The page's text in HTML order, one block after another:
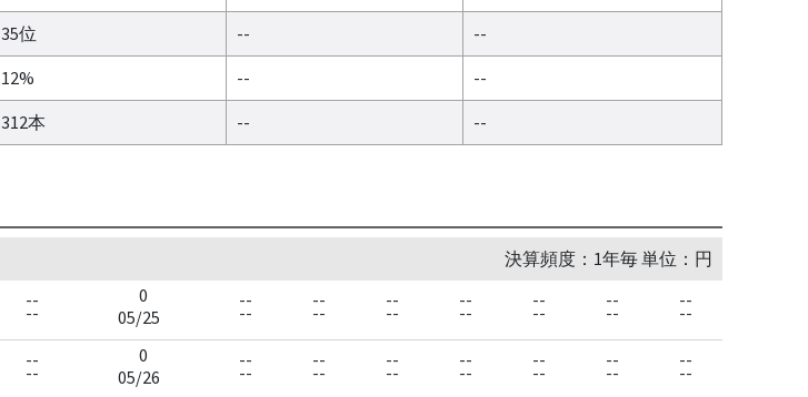
35位 --
--
12% --
--
312本 -- --
決算頻度：1年毎 単位：円
--
--
0
05/25
--
--
--
--
--
--
--
--
--
--
--
--
--
--
--
--
0
05/26
--
--
--
--
--
--
--
--
--
--
--
--
--
--